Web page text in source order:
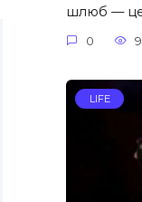
шлюб — це
0 9
LIFE